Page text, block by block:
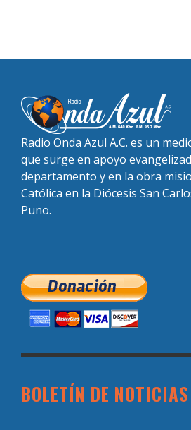
Radio Onda Azul A.C. es un
que surge en apoyo
departamento y en la obra
Católica en la Diócesis San
Puno.
BOLETÍN DE NOTICIAS